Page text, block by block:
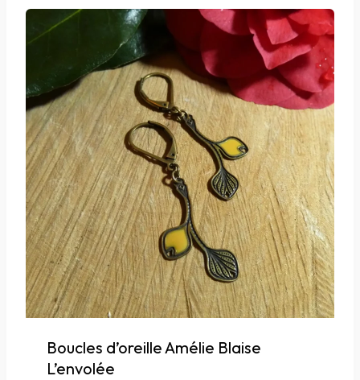
Boucles d’oreille Amélie Blaise
L’envolée